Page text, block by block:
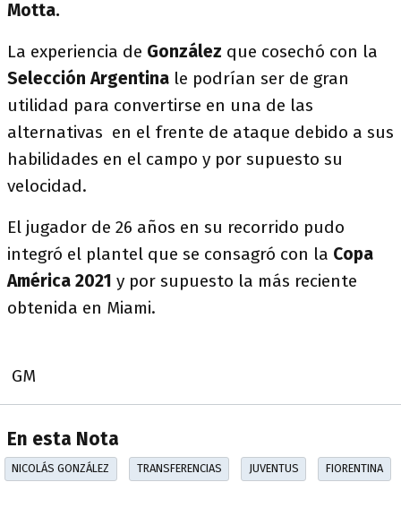
Motta.
La experiencia de González que cosechó con la
Selección Argentina le podrían ser de gran
utilidad para convertirse en una de las
alternativas en el frente de ataque debido a sus
habilidades en el campo y por supuesto su
velocidad.
El jugador de 26 años en su recorrido pudo
integró el plantel que se consagró con la Copa
América 2021 y por supuesto la más reciente
obtenida en Miami.
GM
En esta Nota
NICOLÁS GONZÁLEZ TRANSFERENCIAS JUVENTUS FIORENTINA